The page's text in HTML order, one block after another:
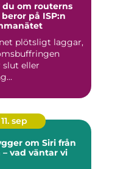
du om routerns
på ISP:n
plötsligt laggar,
eller
11. sep
om Siri från
vad väntar vi